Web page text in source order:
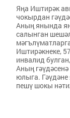
Яңа Иштирәк
чокырдан
Аның янында
салынган
Иштирәкнеке,
инвалид
Аның
юлыга.
пешү шокы